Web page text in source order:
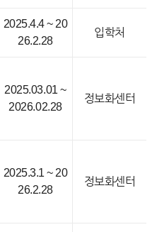
2025.4.4 ~ 20
26.2.28
입학처
2025.03.01 ~
2026.02.28
정보화센터
2025.3.1 ~ 20
26.2.28
정보화센터